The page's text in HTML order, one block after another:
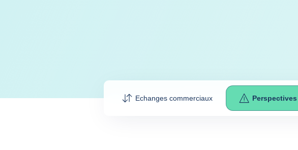
Echanges commerciaux Perspectives